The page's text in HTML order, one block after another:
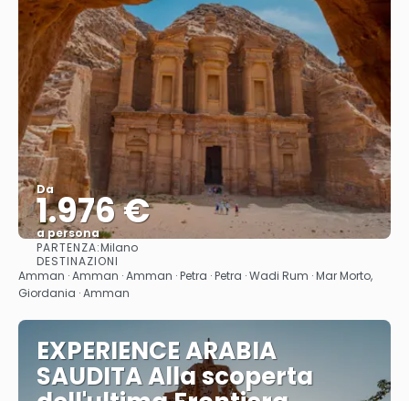
Da
1.976 €
a persona
PARTENZA:Milano
DESTINAZIONI
Amman · Amman · Amman · Petra · Petra · Wadi Rum · Mar Morto,
Giordania · Amman
EXPERIENCE ARABIA
SAUDITA Alla scoperta